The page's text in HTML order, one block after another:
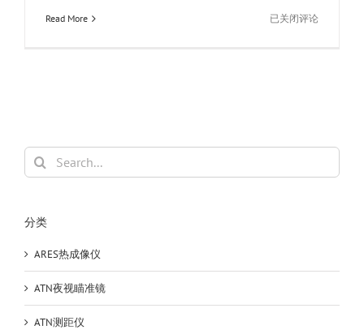
Read More
Fujinon
像
抖
船
已关闭评论
Search
for:
分类
ARES热成像仪
ATN夜视瞄准镜
ATN测距仪